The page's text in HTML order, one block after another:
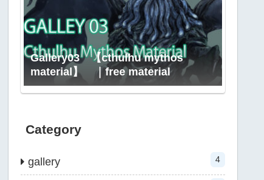
Gallery03 【cthulhu mythos
material】 ｜free material
Category
gallery 4